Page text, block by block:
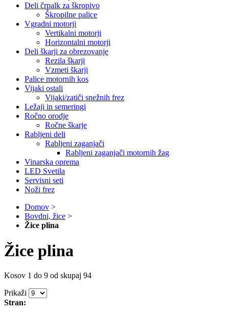
Deli črpalk za škropivo
Škropilne palice
Vgradni motorji
Vertikalni motorji
Horizontalni motorji
Deli škarji za obrezovanje
Rezila škarji
Vzmeti škarji
Palice motornih kos
Vijaki ostali
Vijaki/zatiči snežnih frez
Ležaji in semeringi
Ročno orodje
Ročne škarje
Rabljeni deli
Rabljeni zaganjači
Rabljeni zaganjači motornih žag
Vinarska oprema
LED Svetila
Servisni seti
Noži frez
Domov >
Bovdni, žice >
Žice plina
Žice plina
Kosov 1 do 9 od skupaj 94
Prikaži
Stran: